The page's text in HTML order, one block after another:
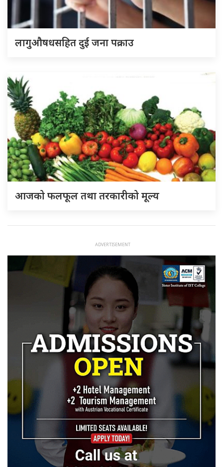
लागुऔषधसहित दुई जना पक्राउ
आजको फलफूल तथा तरकारीको मूल्य